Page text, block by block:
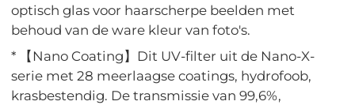
optisch glas voor haarscherpe beelden met
behoud van de ware kleur van foto's.
* 【Nano Coating】Dit UV-filter uit de Nano-X-
serie met 28 meerlaagse coatings, hydrofoob,
krasbestendig. De transmissie van 99,6%,